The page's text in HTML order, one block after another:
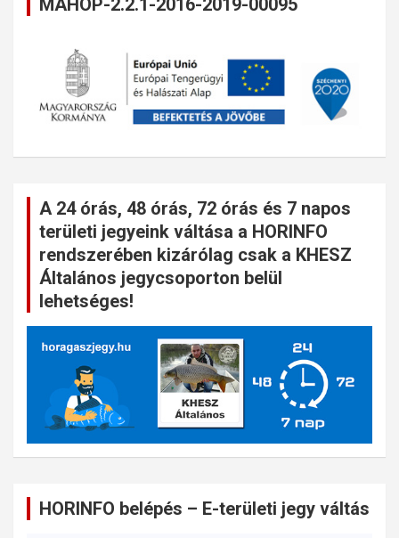
A 24 órás, 48 órás, 72 órás és 7 napos
területi jegyeink váltása a HORINFO
rendszerében kizárólag csak a KHESZ
Általános jegycsoporton belül
lehetséges!
HORINFO belépés – E-területi jegy váltás